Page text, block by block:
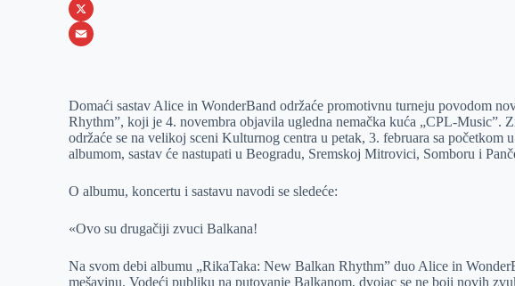
b
o
s
e
e
r
n
k
I
n
i
b
W
h
s
A
p
p
X
a
i
l
Domaći sastav Alice in WonderBand održaće promotivnu turneju povodom
Rhythm”, koji je 4. novembra objavila ugledna nemačka kuća „CPL-Music”.
održaće se na velikoj sceni Kulturnog centra u petak, 3. februara sa početkom
albumom, sastav će nastupati u Beogradu, Sremskoj Mitrovici, Somboru i
O albumu, koncertu i sastavu navodi se sledeće:
«Ovo su drugačiji zvuci Balkana!
Na svom debi albumu „RikaTaka: New Balkan Rhythm” duo Alice in
mešavinu. Vodeći publiku na putovanje Balkanom, dvojac se ne boji novih